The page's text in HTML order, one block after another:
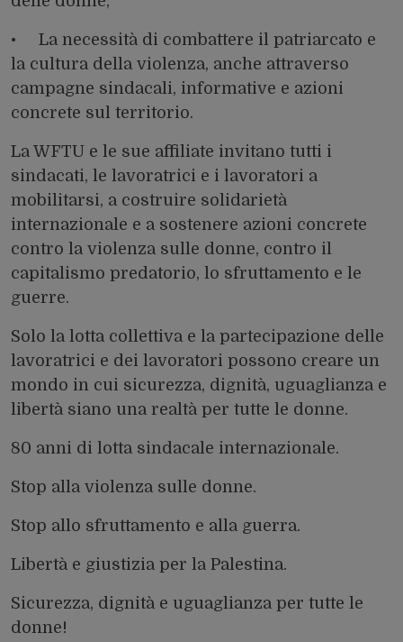
• La necessità di combattere il patriarcato e
la cultura della violenza, anche attraverso
campagne sindacali, informative e azioni
concrete sul territorio.
La WFTU e le sue affiliate invitano tutti i
sindacati, le lavoratrici e i lavoratori a
mobilitarsi, a costruire solidarietà
internazionale e a sostenere azioni concrete
contro la violenza sulle donne, contro il
capitalismo predatorio, lo sfruttamento e le
guerre.
Solo la lotta collettiva e la partecipazione delle
lavoratrici e dei lavoratori possono creare un
mondo in cui sicurezza, dignità, uguaglianza e
libertà siano una realtà per tutte le donne.
80 anni di lotta sindacale internazionale.
Stop alla violenza sulle donne.
Stop allo sfruttamento e alla guerra.
Libertà e giustizia per la Palestina.
Sicurezza, dignità e uguaglianza per tutte le
donne!